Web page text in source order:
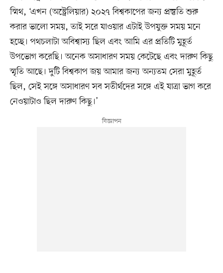
স্মিথ, ‘এখন (অস্ট্রেলিয়ার) ২০২৭ বিশ্বকাপের জন্য প্রস্তুতি শুরু
করার ভালো সময়, তাই সরে যাওয়ার এটাই উপযুক্ত সময় মনে
হচ্ছে। পথচলাটা অবিশ্বাস্য ছিল এবং আমি এর প্রতিটি মুহূর্ত
উপভোগ করেছি। অনেক অসাধারণ সময় কেটেছে এবং দারুণ কিছু
স্মৃতি আছে। দুটি বিশ্বকাপ জয় আমার জন্য অন্যতম সেরা মুহূর্ত
ছিল, সেই সঙ্গে অসাধারণ সব সতীর্থদের সঙ্গে এই যাত্রা ভাগ করে
নেওয়াটাও ছিল দারুণ কিছু।’